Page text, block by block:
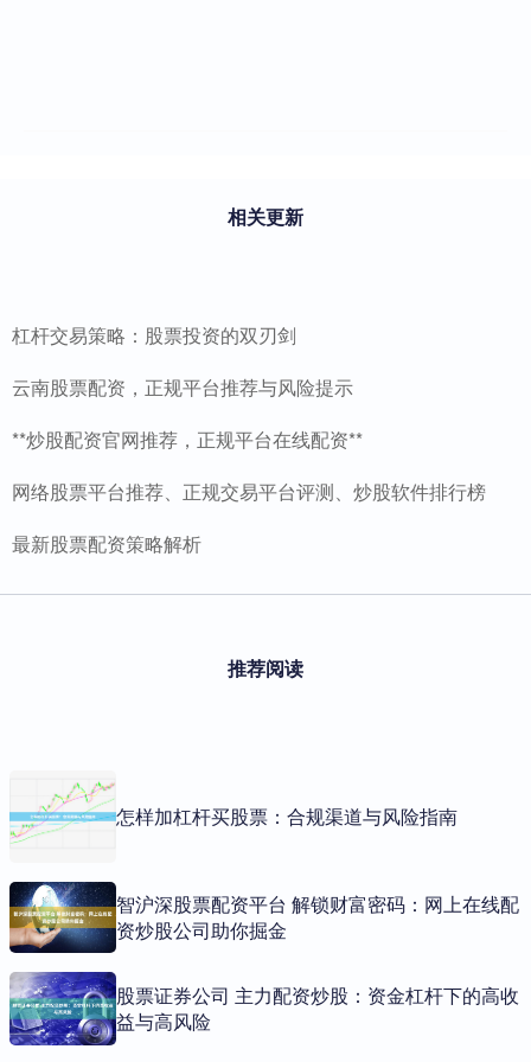
相关更新
杠杆交易策略：股票投资的双刃剑
云南股票配资，正规平台推荐与风险提示
**炒股配资官网推荐，正规平台在线配资**
网络股票平台推荐、正规交易平台评测、炒股软件排行榜
最新股票配资策略解析
推荐阅读
怎样加杠杆买股票：合规渠道与风险指南
智沪深股票配资平台 解锁财富密码：网上在线配
资炒股公司助你掘金
股票证券公司 主力配资炒股：资金杠杆下的高收
益与高风险